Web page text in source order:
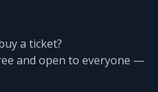
a ticket?
and open to everyone —